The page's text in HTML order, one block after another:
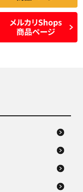
残り溝も少なく、偏
磨耗がみられ、短期
間使用できるくらい
の中古品